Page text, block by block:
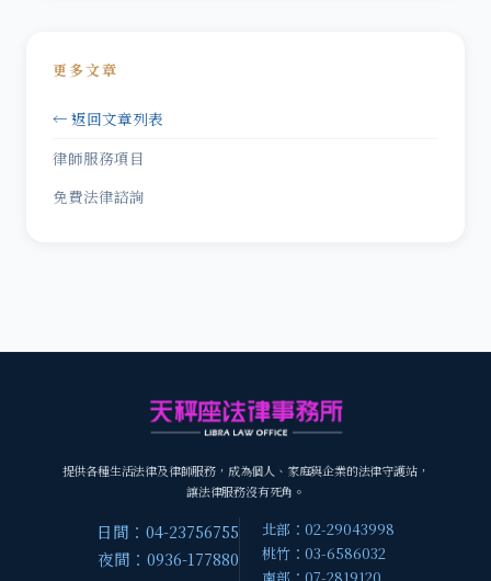
更多文章
← 返回文章列表
律師服務項目
免費法律諮詢
提供各種生活法律及律師服務，成為個人、家庭與企業的法律守護站，
讓法律服務沒有死角。
日間：04-23756755
夜間：0936-177880
北部：02-29043998
桃竹：03-6586032